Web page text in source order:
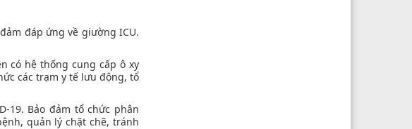
đáp ứng về giường ICU.
có hệ thống cung cấp ô xy
các trạm y tế lưu động, tổ
19. Bảo đảm tổ chức phân
quản lý chặt chẽ, tránh